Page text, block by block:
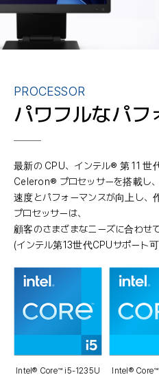
PROCESSOR
パワフルなパフ
最新の CPU、インテル® 第 11 世
Celeron® プロセッサーを搭載し、
速度とパフォーマンスが向上し、
プロセッサーは、
顧客のさまざまなニーズに合わせ
(インテル第13世代CPUサポート
Intel® Core™ i5-1235U Intel®